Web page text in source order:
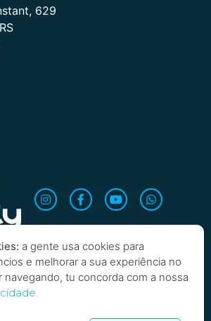
629
a gente usa cookies para
e melhorar a sua experiência no
navegando, tu concorda com a nossa